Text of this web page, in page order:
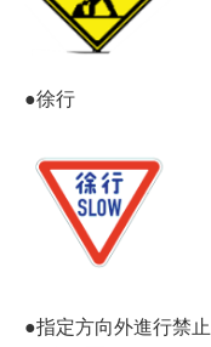
●徐行
●指定方向外進行禁止